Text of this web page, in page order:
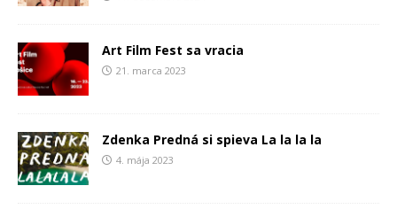
Art Film Fest sa vracia
21. marca 2023
Zdenka Predná si spieva La la la la
4. mája 2023